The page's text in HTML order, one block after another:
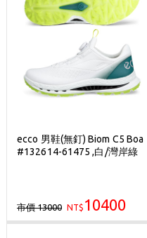
ecco 男鞋(無釘) Biom C5 Boa
#132614-61475 ,白/灣岸綠
市價 13000 NT$ 10400